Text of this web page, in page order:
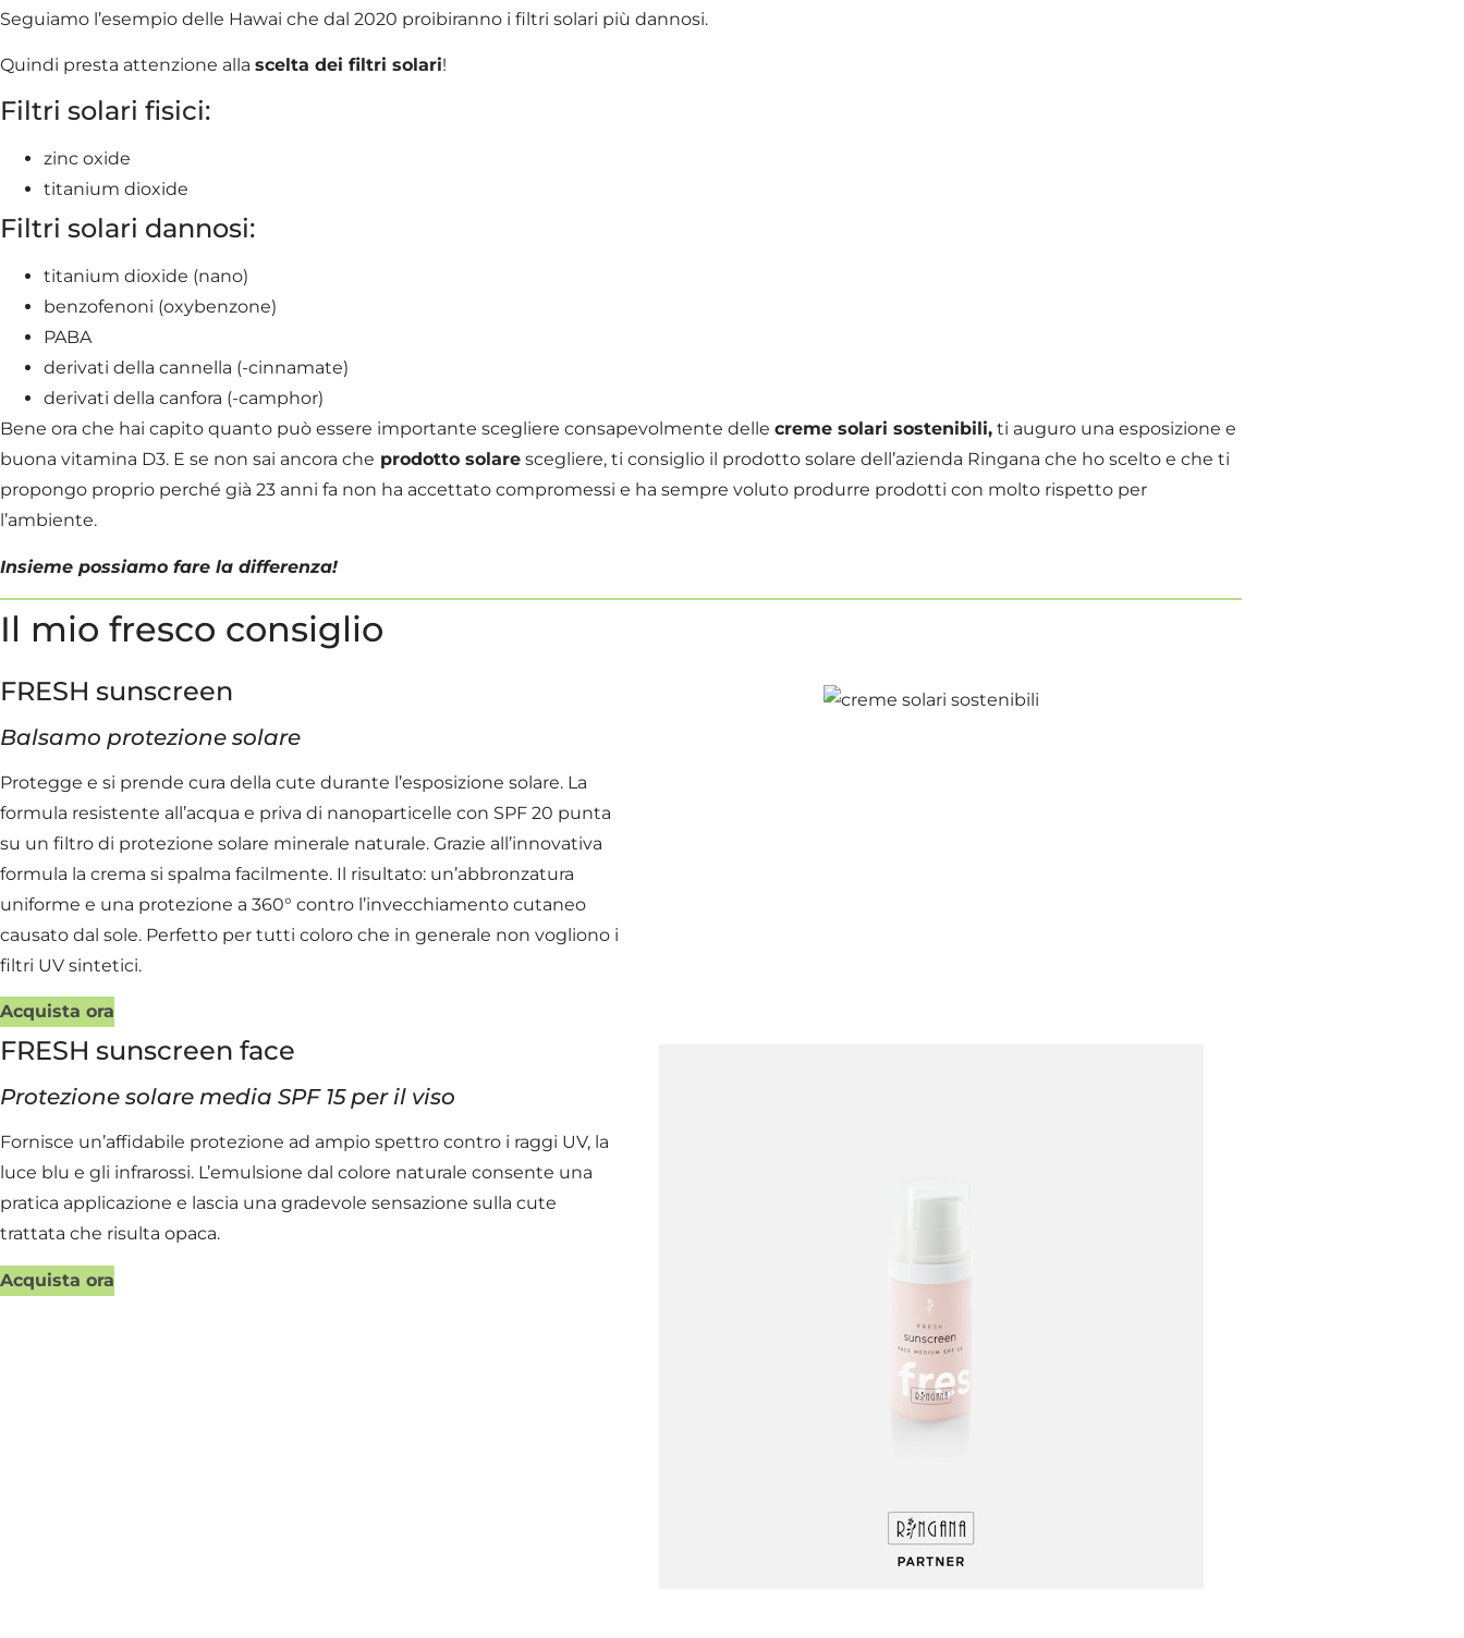
Seguiamo l’esempio delle Hawai che dal 2020 proibiranno i filtri solari più dannosi.
Quindi presta attenzione alla scelta dei filtri solari!
Filtri solari fisici:
zinc oxide
titanium dioxide
Filtri solari dannosi:
titanium dioxide (nano)
benzofenoni (oxybenzone)
PABA
derivati della cannella (-cinnamate)
derivati della canfora (-camphor)
Bene ora che hai capito quanto può essere importante scegliere consapevolmente delle creme solari sostenibili, ti auguro una esposizione e
buona vitamina D3. E se non sai ancora che prodotto solare scegliere, ti consiglio il prodotto solare dell’azienda Ringana che ho scelto e che ti
propongo proprio perché già 23 anni fa non ha accettato compromessi e ha sempre voluto produrre prodotti con molto rispetto per
l’ambiente.
Insieme possiamo fare la differenza!
Il mio fresco consiglio
FRESH sunscreen
Balsamo protezione solare
Protegge e si prende cura della cute durante l’esposizione solare. La
formula resistente all’acqua e priva di nanoparticelle con SPF 20 punta
su un filtro di protezione solare minerale naturale. Grazie all’innovativa
formula la crema si spalma facilmente. Il risultato: un’abbronzatura
uniforme e una protezione a 360° contro l’invecchiamento cutaneo
causato dal sole. Perfetto per tutti coloro che in generale non vogliono i
filtri UV sintetici.
Acquista ora
FRESH sunscreen face
Protezione solare media SPF 15 per il viso
Fornisce un’affidabile protezione ad ampio spettro contro i raggi UV, la
luce blu e gli infrarossi. L’emulsione dal colore naturale consente una
pratica applicazione e lascia una gradevole sensazione sulla cute
trattata che risulta opaca.
Acquista ora